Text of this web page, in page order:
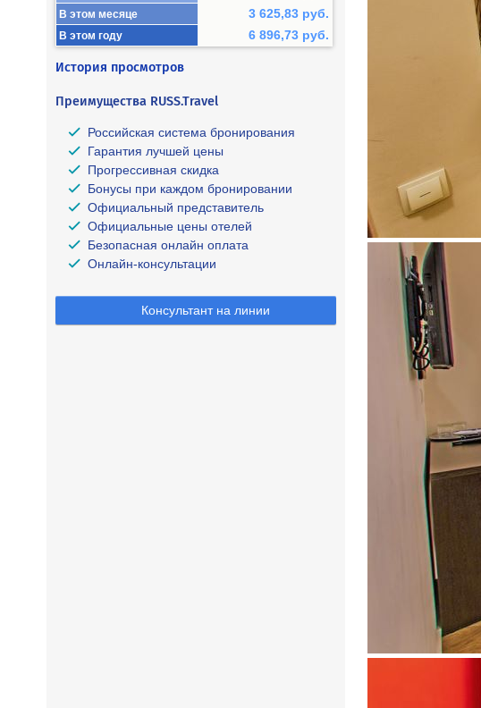
В этом месяце 3 625,83 руб.
В этом году 6 896,73 руб.
История просмотров
Преимущества RUSS.Travel
Российская система бронирования
Гарантия лучшей цены
Прогрессивная скидка
Бонусы при каждом бронировании
Официальный представитель
Официальные цены отелей
Безопасная онлайн оплата
Онлайн-консультации
Консультант на линии